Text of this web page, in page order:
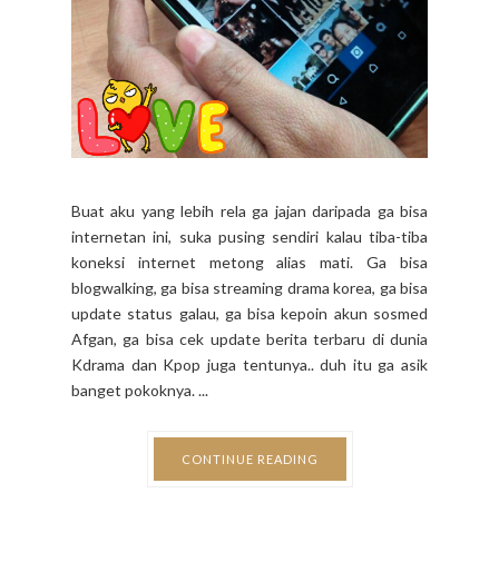
Buat aku yang lebih rela ga jajan daripada ga bisa
internetan ini, suka pusing sendiri kalau tiba-tiba
koneksi internet metong alias mati. Ga bisa
blogwalking, ga bisa streaming drama korea, ga bisa
update status galau, ga bisa kepoin akun sosmed
Afgan, ga bisa cek update berita terbaru di dunia
Kdrama dan Kpop juga tentunya.. duh itu ga asik
banget pokoknya. ...
CONTINUE READING